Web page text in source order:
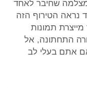
מצלמה שחיבר לאחד
נראה הטירוף הזה
תמונות
התחתונה, אל
אתם בעלי לב